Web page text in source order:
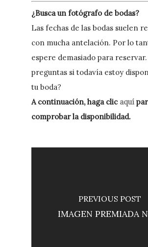
¿Busca un fotógrafo de bodas?
Las fechas de las bodas suelen
con mucha antelación. Por lo
espere demasiado para reservar.
preguntas si todavía estoy
tu boda?
A continuación, haga clic aquí
comprobar la disponibilidad.
PREVIOUS POST
IMAGEN PREMIADA